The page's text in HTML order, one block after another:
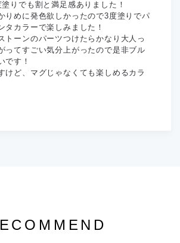
りでも割と満足感ありました！
りめに発色欲しかったので3度塗りでパ
タカラーで楽しみました！
トーンのパーツつけたらかなり大人っ
ってすごい気分上がったので是非ブル
です！
けど、マグじゃなくても楽しめるカラ